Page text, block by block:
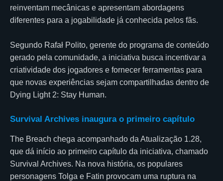
reinventam mecânicas e apresentam abordagens
diferentes para a jogabilidade já conhecida pelos fãs.
Segundo Rafał Polito, gerente do programa de conteúdo
gerado pela comunidade, a iniciativa busca incentivar a
criatividade dos jogadores e fornecer ferramentas para
que novas experiências sejam compartilhadas dentro de
Dying Light 2: Stay Human.
Survival Archives inaugura o primeiro capítulo
The Breach chega acompanhado da Atualização 1.28,
que dá início ao primeiro capítulo da iniciativa, chamado
Survival Archives. Na nova história, os populares
personagens Tolga e Fatin provocam uma ruptura na